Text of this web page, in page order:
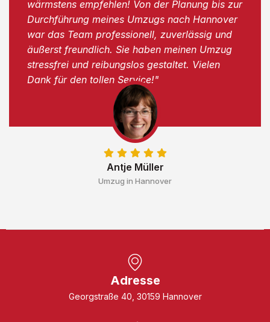
Antje Müller
Umzug in Hannover
wärmstens empfehlen! Von der Planung bis zur
Durchführung meines Umzugs nach Hannover
war das Team professionell, zuverlässig und
äußerst freundlich. Sie haben meinen Umzug
stressfrei und reibungslos gestaltet. Vielen
Dank für den tollen Service!"
Adresse
Georgstraße 40, 30159 Hannover